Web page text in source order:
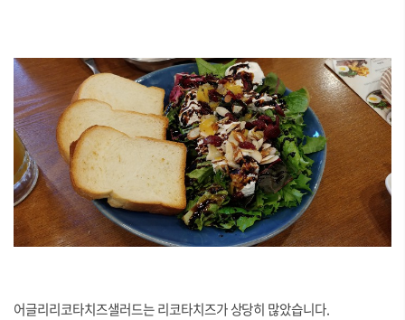
어글리리코타치즈샐러드는 리코타치즈가 상당히 많았습니다.